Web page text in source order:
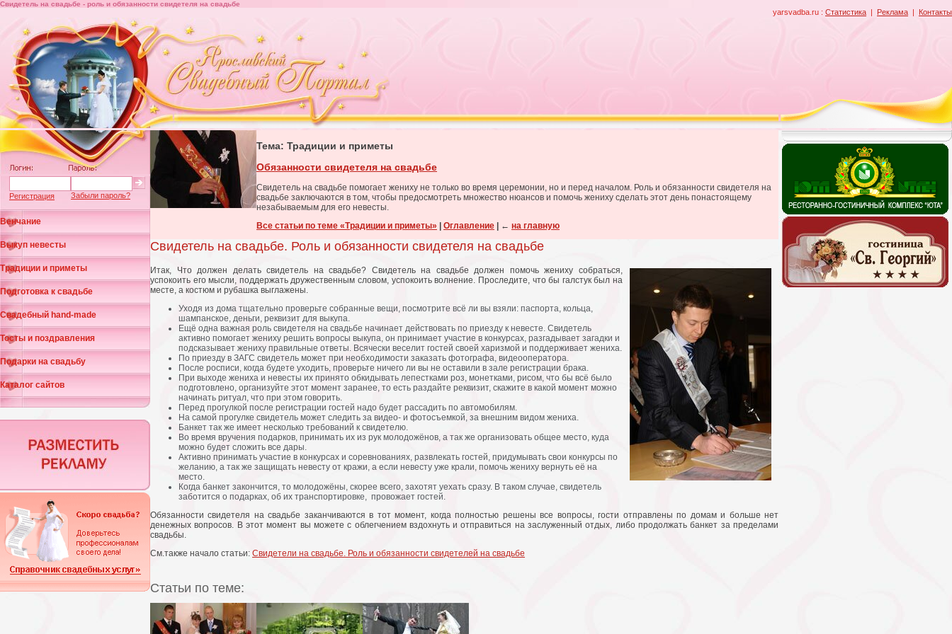
yarsvadba.ru : Статистика | Реклама | Контакты
Свидетель на свадьбе - роль и обязанности свидетеля на свадьбе
Регистрация Забыли пароль?
Венчание
Выкуп невесты
Традиции и приметы
Подготовка к свадьбе
Свадебный hand-made
Тосты и поздравления
Подарки на свадьбу
Каталог сайтов
Тема: Традиции и приметы
Обязанности свидетеля на свадьбе
Свидетель на свадьбе помогает жениху не только во время церемонии, но и перед началом. Роль и обязанности свидетеля на
свадьбе заключаются в том, чтобы предосмотреть множество нюансов и помочь жениху сделать этот день понастоящему
незабываемым для его невесты.
Все статьи по теме «Традиции и приметы»
Оглавление ← на главную
Свидетель на свадьбе. Роль и обязанности свидетеля на свадьбе
Итак, Что должен делать свидетель на свадьбе? Свидетель на свадьбе должен помочь жениху собраться,
успокоить его мысли, поддержать дружественным словом, успокоить волнение. Проследите, что бы галстук был на
месте, а костюм и рубашка выглажены.
Уходя из дома тщательно проверьте собранные вещи, посмотрите всё ли вы взяли: паспорта, кольца,
шампанское, деньги, реквизит для выкупа.
Ещё одна важная роль свидетеля на свадьбе начинает действовать по приезду к невесте. Свидетель
активно помогает жениху решить вопросы выкупа, он принимает участие в конкурсах, разгадывает загадки и
подсказывает жениху правильные ответы. Всячески веселит гостей своей харизмой и поддерживает жениха.
По приезду в ЗАГС свидетель может при необходимости заказать фотографа, видеооператора.
После росписи, когда будете уходить, проверьте ничего ли вы не оставили в зале регистрации брака.
При выходе жениха и невесты их принято обкидывать лепестками роз, монетками, рисом, что бы всё было
подготовлено, организуйте этот момент заранее, то есть раздайте реквизит, скажите в какой момент можно
начинать ритуал, что при этом говорить.
Перед прогулкой после регистрации гостей надо будет рассадить по автомобилям.
На самой прогулке свидетель может следить за видео- и фотосъемкой, за внешним видом жениха.
Банкет так же имеет несколько требований к свидетелю.
Во время вручения подарков, принимать их из рук молодожёнов, а так же организовать общее место, куда
можно будет сложить все дары.
Активно принимать участие в конкурсах и соревнованиях, развлекать гостей, придумывать свои конкурсы по
желанию, а так же защищать невесту от кражи, а если невесту уже крали, помочь жениху вернуть её на
место.
Когда банкет закончится, то молодожёны, скорее всего, захотят уехать сразу. В таком случае, свидетель
заботится о подарках, об их транспортировке, провожает гостей.
Обязанности свидетеля на свадьбе заканчиваются в тот момент, когда полностью решены все вопросы, гости отправлены по домам и больше нет
денежных вопросов. В этот момент вы можете с облегчением вздохнуть и отправиться на заслуженный отдых, либо продолжать банкет за пределами
свадьбы.
См.также начало статьи: Свидетели на свадьбе. Роль и обязанности свидетелей на свадьбе
Статьи по теме: